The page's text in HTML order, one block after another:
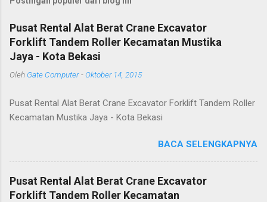
Pusat Rental Alat Berat Crane Excavator
Forklift Tandem Roller Kecamatan Mustika
Jaya - Kota Bekasi
Oleh Gate Computer -Oktober 14, 2015
Pusat Rental Alat Berat Crane Excavator Forklift Tandem Roller
Kecamatan Mustika Jaya - Kota Bekasi
BACA SELENGKAPNYA
Pusat Rental Alat Berat Crane Excavator
Forklift Tandem Roller Kecamatan